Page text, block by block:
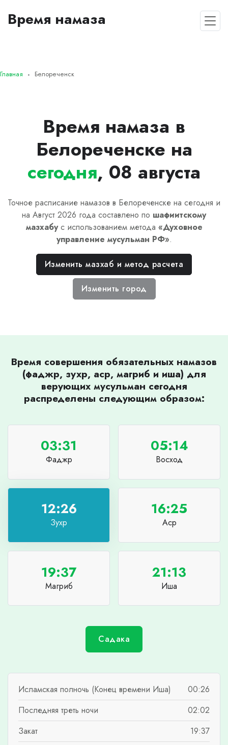
Время намаза
Главная Белореченск
Время намаза в
Белореченске на
сегодня, 08 августа
Точное расписание намазов в Белореченске на сегодня и
на Август 2026 года составлено по шафиитскому
мазхабус использованием метода «Духовное
управление мусульман РФ».
Изменить мазхаб и метод расчета
Изменить город
Время совершения обязательных намазов
(фаджр, зухр, аср, магриб и иша) для
верующих мусульман сегодня
распределены следующим образом:
03:31
Фаджр
05:14
Восход
12:26
Зухр
16:25
Аср
19:37
Магриб
21:13
Иша
Садака
Исламская полночь (Конец времени Иша)
00:26
Последняя треть ночи
02:02
Закат
19:37